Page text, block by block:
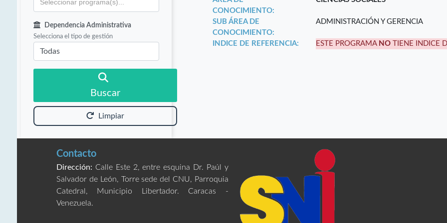
Dependencia Administrativa
Selecciona el tipo de gestión
Buscar
Limpiar
CONOCIMIENTO:
SUB ÁREA DE
CONOCIMIENTO:
ADMINISTRACIÓN Y GERENCIA
INDICE DE REFERENCIA: ESTE PROGRAMA NO TIENE INDICE
Contacto
Dirección: Calle Este 2, entre esquina Dr. Paúl y
Salvador de León, Torre sede del CNU, Parroquia
Catedral, Municipio Libertador. Caracas -
Venezuela.